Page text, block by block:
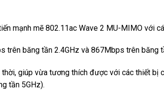
mạnh mẽ 802.11ac Wave 2 MU-MIMO với
trên băng tần 2.4GHz và 867Mbps trên băng
giúp vừa tương thích được với các thiết
tần 5GHz).